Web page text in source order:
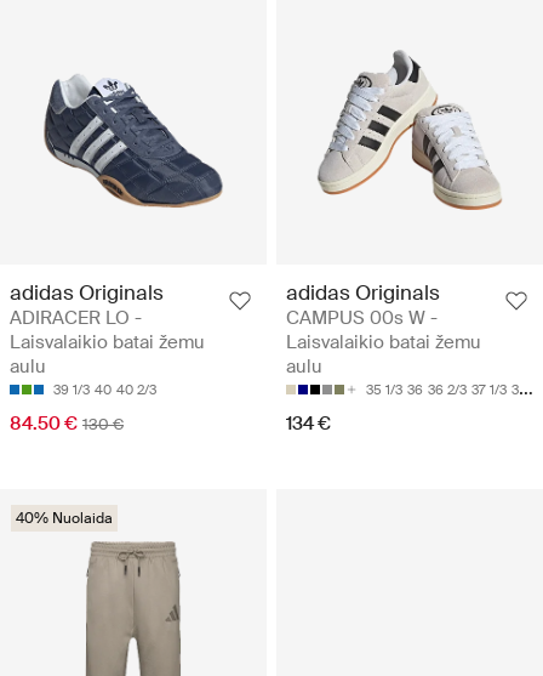
adidas Originals
ADIRACER LO -
Laisvalaikio batai žemu
aulu
39 1/3 40 40 2/3
84.50 € 130 €
adidas Originals
CAMPUS 00s W -
Laisvalaikio batai žemu
aulu
35 1/3 36 36 2/3 37 1/3 38
134 €
40% Nuolaida